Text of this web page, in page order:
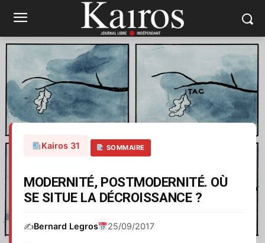
Kairos 31 SOMMAIRE
MODERNITÉ, POSTMODERNITÉ. OÙ
SE SITUE LA DÉCROISSANCE ?
✍️Bernard Legros 25/09/2017